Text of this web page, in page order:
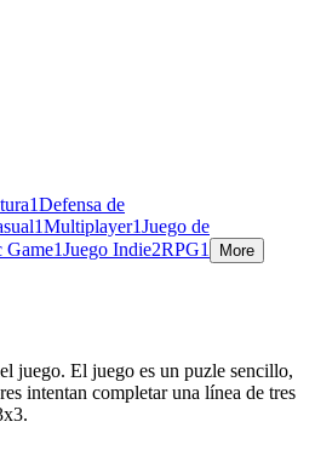
1Defensa de
1Multiplayer1Juego de
Game1Juego Indie2RPG1 More
juego. El juego es un puzle sencillo,
intentan completar una línea de tres